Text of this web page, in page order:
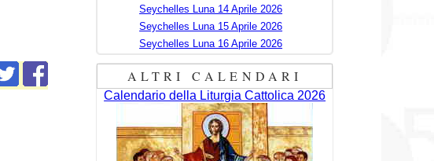
Seychelles Luna 14 Aprile 2026
Seychelles Luna 15 Aprile 2026
Seychelles Luna 16 Aprile 2026
ALTRI CALENDARI
Calendario della Liturgia Cattolica 2026